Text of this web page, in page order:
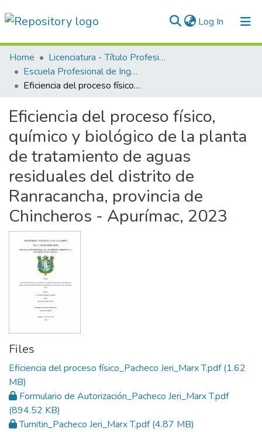
Log In (current)
Communities & Collections
All of DSpace
Normativas
Home
Licenciatura - Título Profesional
Escuela Profesional de Ingeniería Ambiental
Eficiencia del proceso físico, químico y biológico de la planta de tratamiento de aguas residuales del distrito de Ranracancha, provincia de Chincheros - Apurímac, 2023
Eficiencia del proceso físico,
químico y biológico de la planta
de tratamiento de aguas
residuales del distrito de
Ranracancha, provincia de
Chincheros - Apurímac, 2023
Files
Eficiencia del proceso físico_Pacheco Jeri_Marx T.pdf(1.62
MB)
Formulario de Autorización_Pacheco Jeri_Marx T.pdf
(894.52 KB)
Turnitin_Pacheco Jeri_Marx T.pdf(4.87 MB)